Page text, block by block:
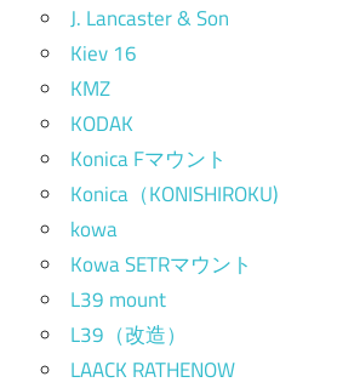
J. Lancaster & Son
Kiev 16
KMZ
KODAK
Konica Fマウント
Konica（KONISHIROKU)
kowa
Kowa SETRマウント
L39 mount
L39（改造）
LAACK RATHENOW